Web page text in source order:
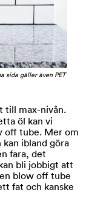
sida gäller även PET
till max-nivån.
öl kan vi
off tube. Mer om
ibland göra
fara, det
bli jobbigt att
blow off tube
fat och kanske